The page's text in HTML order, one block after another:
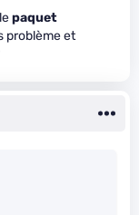
paquet
problème et